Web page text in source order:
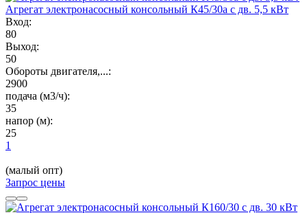
Агрегат электронасосный консольный К45/30а с дв. 5,5 кВт
Вход:
80
Выход:
50
Обороты двигателя,...:
2900
подача (м3/ч):
35
напор (м):
25
1
(малый опт)
Запрос цены